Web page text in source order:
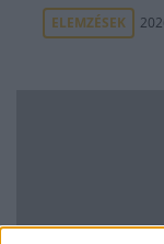
ELEMZÉSEK